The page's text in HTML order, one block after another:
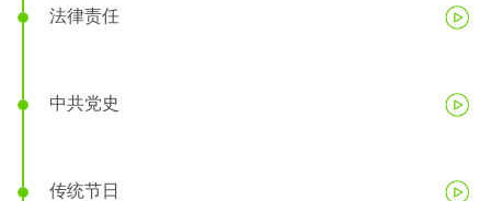
法律责任
中共党史
传统节日